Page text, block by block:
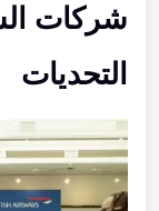
شركات
التحديات